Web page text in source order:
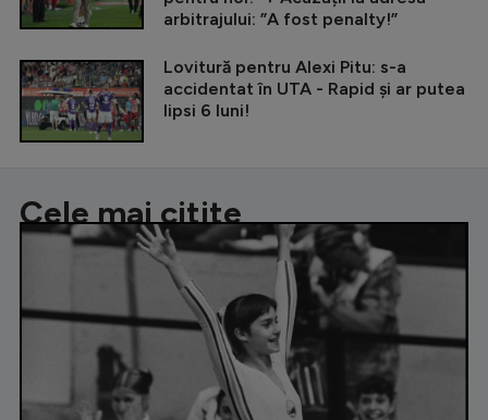
arbitrajului: ”A fost penalty!”
Lovitură pentru Alexi Pitu: s-a
accidentat în UTA - Rapid și ar putea
lipsi 6 luni!
Cele mai citite